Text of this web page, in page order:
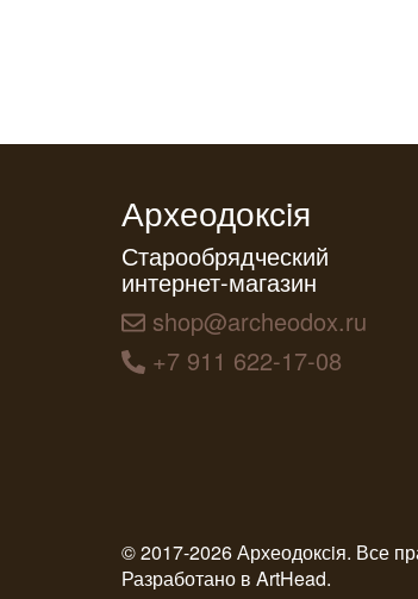
Археодоксiя
Старообрядческий
интернет-магазин
shop@archeodox.ru
+7 911 622-17-08
© 2017-2026 Археодоксiя. Все
Разработано в ArtHead.